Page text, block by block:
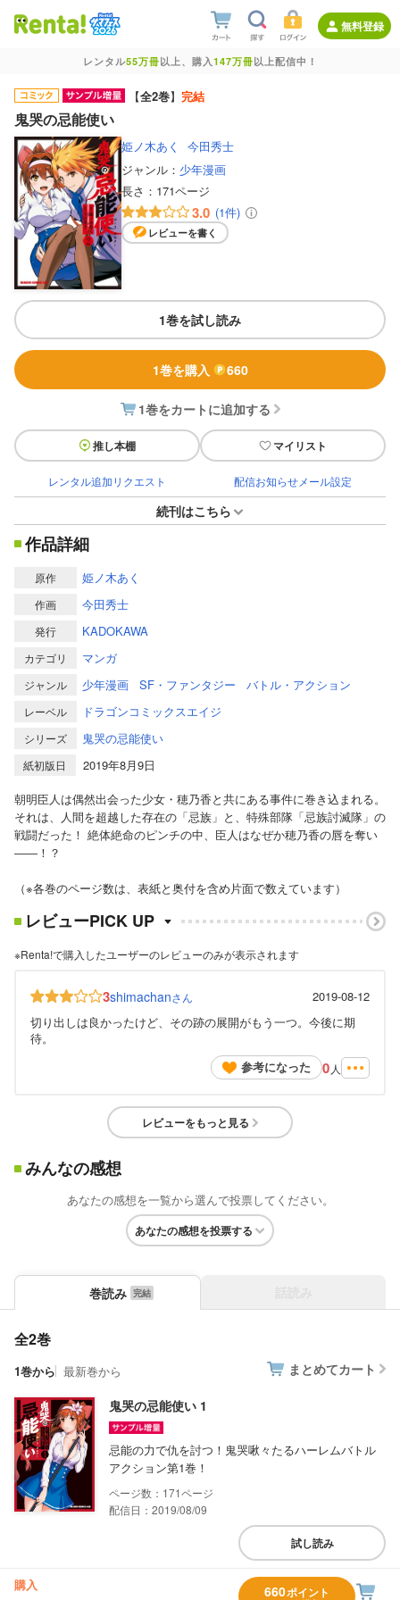
無料登録
レンタル55万冊以上、購入147万冊以上配信中！
【全2巻】 完結
鬼哭の忌能使い
姫ノ木あく
今田秀士
ジャンル： 少年漫画
長さ： 171ページ
3.0 (1件)
レビューを書く
1巻を試し読み
1巻を購入 660
1巻をカートに追加する
推し本棚 マイリスト
レンタル追加リクエスト 配信お知らせメール設定
続刊はこちら
作品詳細
原作 姫ノ木あく
作画 今田秀士
発行 KADOKAWA
カテゴリ マンガ
ジャンル 少年漫画 SF・ファンタジー バトル・アクション
レーベル ドラゴンコミックスエイジ
シリーズ 鬼哭の忌能使い
紙初版日
2019年8月9日
朝明臣人は偶然出会った少女・穂乃香と共にある事件に巻き込まれる。
それは、人間を超越した存在の「忌族」と、特殊部隊「忌族討滅隊」の
戦闘だった！ 絶体絶命のピンチの中、臣人はなぜか穂乃香の唇を奪い
――！？
（※各巻のページ数は、表紙と奥付を含め片面で数えています）
レビューPICK UP
※Renta!で購入したユーザーのレビューのみが表示されます
3shimachanさん
2019-08-12
切り出しは良かったけど、その跡の展開がもう一つ。今後に期
待。
参考になった
0 人
レビューをもっと見る
みんなの感想
あなたの感想を一覧から選んで投票してください。
あなたの感想を投票する
巻読み
全2巻
1巻から 最新巻から まとめてカート
鬼哭の忌能使い 1
忌能の力で仇を討つ！鬼哭啾々たるハーレムバトル
アクション第1巻！
171
配信日：2019/08/09
試し読み
購入 660ポイント